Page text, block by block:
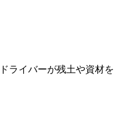
ライバーが残土や資材を